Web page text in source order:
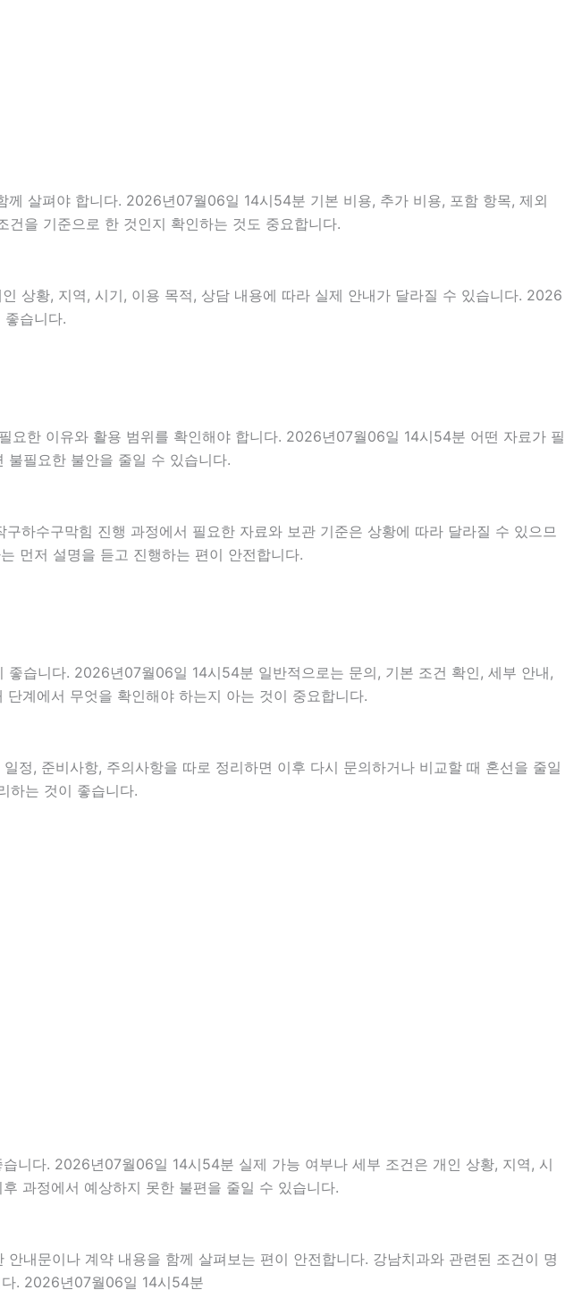
살펴야 합니다. 2026년07월06일 14시54분 기본 비용, 추가 비용, 포함 항목, 제외
을 기준으로 한 것인지 확인하는 것도 중요합니다.
상황, 지역, 시기, 이용 목적, 상담 내용에 따라 실제 안내가 달라질 수 있습니다. 2026
습니다.
요한 이유와 활용 범위를 확인해야 합니다. 2026년07월06일 14시54분 어떤 자료가 필
필요한 불안을 줄일 수 있습니다.
하수구막힘 진행 과정에서 필요한 자료와 보관 기준은 상황에 따라 달라질 수 있으므
먼저 설명을 듣고 진행하는 편이 안전합니다.
습니다. 2026년07월06일 14시54분 일반적으로는 문의, 기본 조건 확인, 세부 안내,
계에서 무엇을 확인해야 하는지 아는 것이 중요합니다.
정, 준비사항, 주의사항을 따로 정리하면 이후 다시 문의하거나 비교할 때 혼선을 줄일
하는 것이 좋습니다.
니다. 2026년07월06일 14시54분 실제 가능 여부나 세부 조건은 개인 상황, 지역, 시
과정에서 예상하지 못한 불편을 줄일 수 있습니다.
내문이나 계약 내용을 함께 살펴보는 편이 안전합니다. 강남치과와 관련된 조건이 명
. 2026년07월06일 14시54분